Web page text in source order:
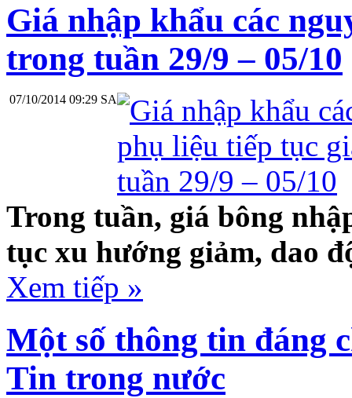
Giá nhập khẩu các
trong tuần 29/9 – 05/10
07/10/2014 09:29 SA
Trong tuần, giá bông
tục xu hướng giảm, dao
Xem tiếp »
Một số thông tin đáng
Tin trong nước